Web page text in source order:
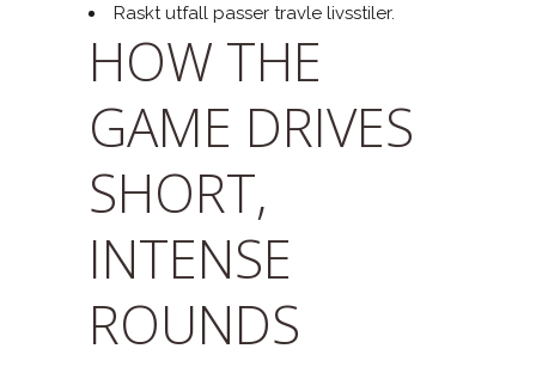
Raskt utfall passer travle livsstiler.
HOW THE
GAME DRIVES
SHORT,
INTENSE
ROUNDS